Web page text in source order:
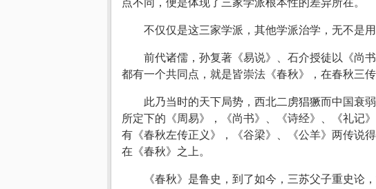
点不同，便是体现了三家学派根本性的差异所在。
不仅仅是这三家学派，其他学派治学，无不是用
前代诸儒，孙复著《易说》、石介授徒以《尚
都有一个共同点，就是皆崇法《春秋》，在春秋三传
此乃当时的天下局势，西北二虏猖獗而中国衰
所定下的《周易》，《尚书》、《诗经》、《礼记
有《春秋左传正义》，《谷梁》、《公羊》两传说
在《春秋》之上。
《春秋》是鲁史，到了如今，三苏父子重史论